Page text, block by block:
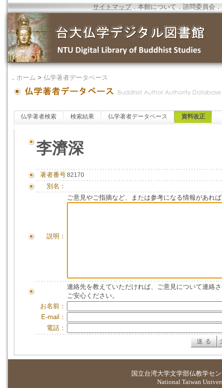
サイトマップ．本館について ．諮問委員会 ．
． ホーム > 仏学著者データベース
仏学著者検索 検索結果 仏学著者データベース 資料改正
李濟深
著者番号82170
別名：
説明：
ご意見やご指摘など、または参考になる情報があれ
連絡先を教えていただければ、ご意見について連絡
ご安心ください。
お名前：
E-mail：
電話：
国立台湾大学文学部仏教学セ
National Taiwan